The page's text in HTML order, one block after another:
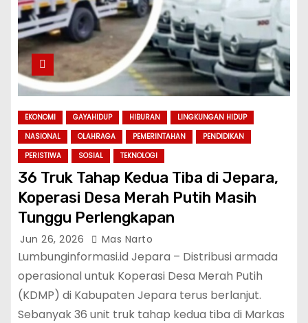
EKONOMI GAYAHIDUP HIBURAN
LINGKUNGAN HIDUP
NASIONAL
OLAHRAGA PEMERINTAHAN
PENDIDIKAN
PERISTIWA
SOSIAL TEKNOLOGI
36 Truk Tahap Kedua Tiba di Jepara,
Koperasi Desa Merah Putih Masih
Tunggu Perlengkapan
Jun 26, 2026 Mas Narto
Lumbunginformasi.id Jepara – Distribusi armada
operasional untuk Koperasi Desa Merah Putih
(KDMP) di Kabupaten Jepara terus berlanjut.
Sebanyak 36 unit truk tahap kedua tiba di Markas